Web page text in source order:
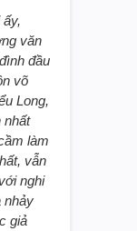
ấy,
văn
đầu
võ
Long,
nhất
làm
vẫn
nghi
nhảy
giả